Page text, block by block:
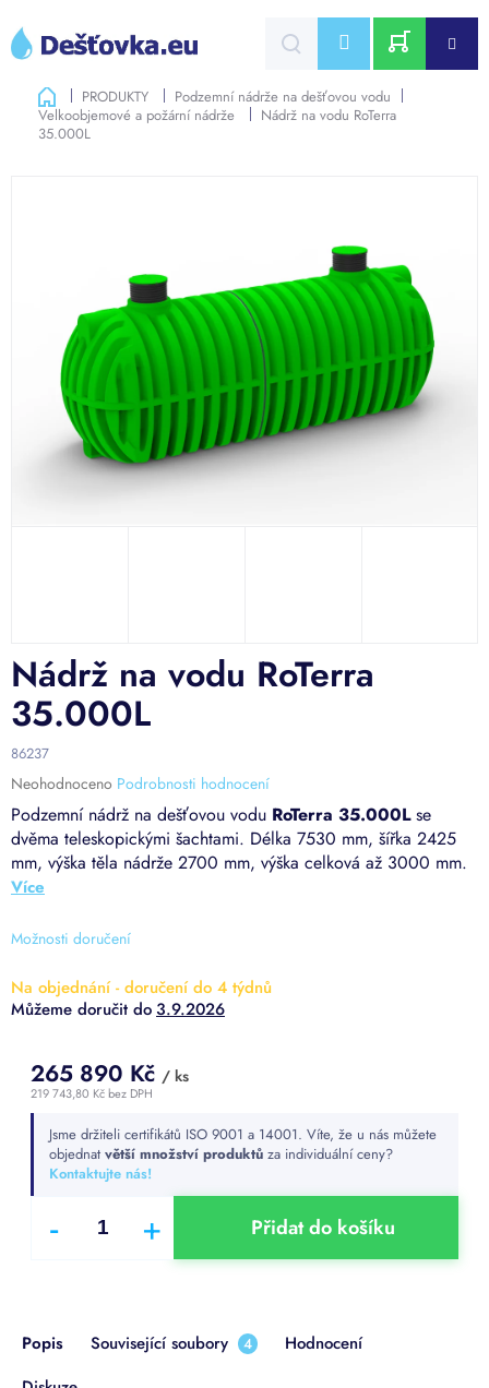
obsah
CZK
NÁKUPNÍ
DomůPRODUKTY
Podzemní nádrže na dešťovou vodu
Velkoobjemové a požární nádrže
Nádrž na vodu RoTerra
35.000L
Možnosti doručení
Podzemní nádrž na dešťovou vodu RoTerra 35.000Lse
dvěma teleskopickými šachtami. Délka 7530 mm, šířka 2425
mm, výška těla nádrže 2700 mm, výška celková až 3000 mm.
Nádrž na vodu RoTerra
35.000L
86237
Průměrné
hodnocení
produktu
je
0,0
z
Neohodnoceno Podrobnosti hodnocení
Na objednání - doručení do 4 týdnů
3.9.2026
265 890 Kč / ks
219 743,80 Kč bez DPH
cena:Jsme držiteli certifikátů ISO 9001 a 14001. Víte, že u nás můžete
objednat větší množství produktů za individuální ceny?
Kontaktujte nás!
Přidat do košíku
Popis Související soubory 4
Hodnocení